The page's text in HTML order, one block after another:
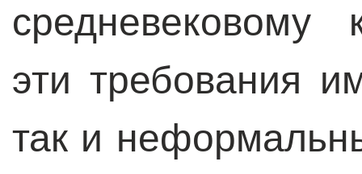
средневековому
эти требования
так и